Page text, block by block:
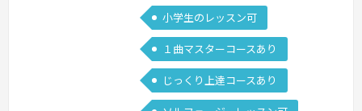
の入り口を作ってきた経験を生かし、な
にか音楽をやってみたいあなたの背中を
押…
続きを見る »
小学生のレッスン可
１曲マスターコースあり
じっくり上達コースあり